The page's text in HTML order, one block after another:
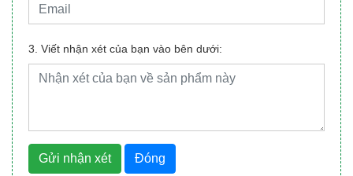
3. Viết nhận xét của bạn vào bên dưới:
Gửi nhận xét Đóng